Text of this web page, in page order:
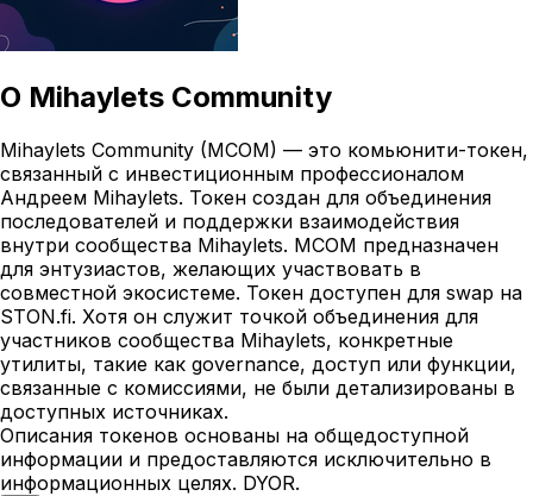
О Mihaylets Community
Mihaylets Community (MCOM) — это комьюнити-токен,
связанный с инвестиционным профессионалом
Андреем Mihaylets. Токен создан для объединения
последователей и поддержки взаимодействия
внутри сообщества Mihaylets. MCOM предназначен
для энтузиастов, желающих участвовать в
совместной экосистеме. Токен доступен для swap на
STON.fi. Хотя он служит точкой объединения для
участников сообщества Mihaylets, конкретные
утилиты, такие как governance, доступ или функции,
связанные с комиссиями, не были детализированы в
доступных источниках.
Описания токенов основаны на общедоступной
информации и предоставляются исключительно в
информационных целях. DYOR.